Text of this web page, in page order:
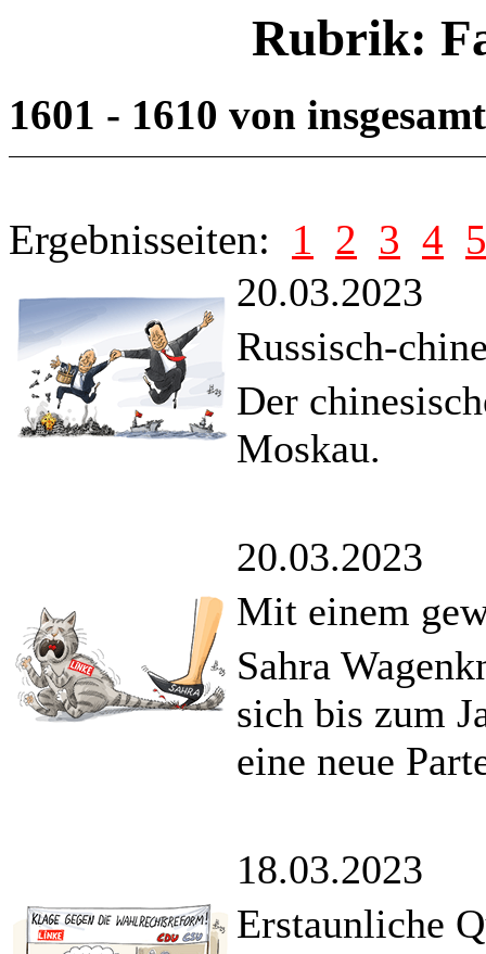
Rubrik:
1601 - 1610 von
Ergebnisseiten: 1 2 3 4 5
20.03.2023
Russisch-
Der
Moskau.
20.03.2023
Mit einem
Sahra
sich bis zum
eine neue
18.03.2023
Erstaunliche